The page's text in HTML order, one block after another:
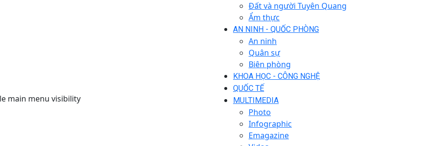
main menu visibility
Đất và người Tuyên Quang
Ẩm thực
AN NINH - QUỐC PHÒNG
An ninh
Quân sự
Biên phòng
KHOA HỌC - CÔNG NGHỆ
QUỐC TẾ
MULTIMEDIA
Photo
Infographic
Emagazine